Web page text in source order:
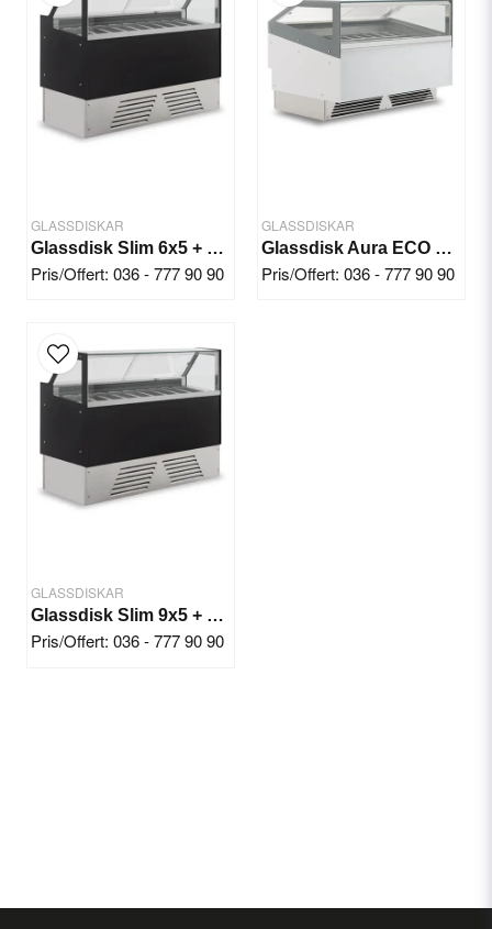
GLASSDISKAR
Glassdisk Slim 6x5 + 4x7 ltr
Pris/Offert: 036 - 777 90 90
GLASSDISKAR
Glassdisk Aura ECO 12x5 + 8x7 Ltr
Pris/Offert: 036 - 777 90 90
GLASSDISKAR
Glassdisk Slim 9x5 + 6x7 Ltr
Pris/Offert: 036 - 777 90 90
Yes, you can publish my question.